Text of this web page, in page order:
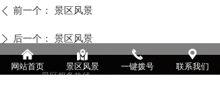
ꄴ 前一个： 景区风景
ꄲ 后一个： 景区风景
景区服务热线
낀
网站首页
낕
景区风景
끅
一键拨号
끇
联系我们